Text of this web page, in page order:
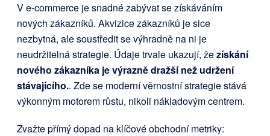
V e-commerce je snadné zabývat se získáváním
nových zákazníků. Akvizice zákazníků je sice
nezbytná, ale soustředit se výhradně na ni je
neudržitelná strategie. Údaje trvale ukazují, žezískání
nového zákazníka je výrazně dražší než udržení
stávajícího.. Zde se moderní věrnostní strategie stává
výkonným motorem růstu, nikoli nákladovým centrem.
Zvažte přímý dopad na klíčové obchodní metriky: